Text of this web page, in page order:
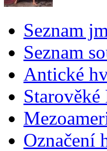
Seznam
Seznam
Antické
Starověké
Označení